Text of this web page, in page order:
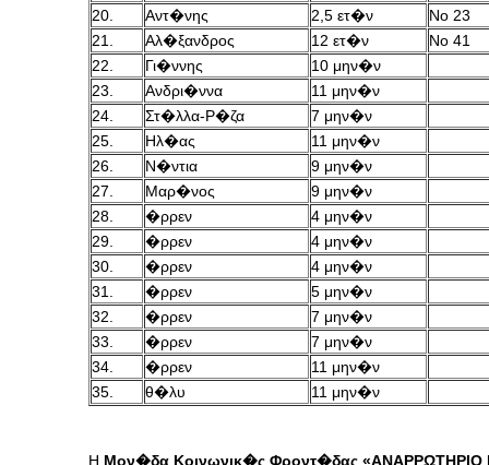
20.
Αντ�νης 2,5 ετ�ν
Νο 23
21.
Αλ�ξανδρος 12 ετ�ν
Νο 41
22.
Γι�ννης
10 μην�ν
23.
Ανδρι�ννα
11 μην�ν
24.
Στ�λλα-Ρ�ζα
7 μην�ν
25.
Ηλ�ας
11 μην�ν
26.
Ν�ντια
9 μην�ν
27.
Μαρ�νος
9 μην�ν
28.
�ρρεν
4 μην�ν
29.
�ρρεν
4 μην�ν
30.
�ρρεν
4 μην�ν
31.
�ρρεν
5 μην�ν
32.
�ρρεν
7 μην�ν
33.
�ρρεν
7 μην�ν
34.
�ρρεν
11 μην�ν
35.
θ�λυ 11 μην�ν
Η Μον�δα Κοινωνικ�ς Φροντ�δας «ΑΝΑΡΡΩΤΗΡΙΟ